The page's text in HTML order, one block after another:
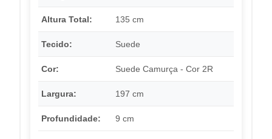
Altura Total: 135 cm
Tecido: Suede
Cor: Suede Camurça - Cor 2R
Largura: 197 cm
Profundidade: 9 cm